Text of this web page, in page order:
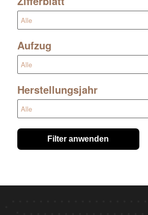
Aufzug
Herstellungsjahr
Filter anwenden